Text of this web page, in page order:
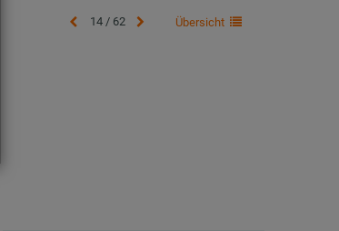
14 / 62 Übersicht